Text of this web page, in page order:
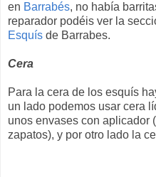
en Barrabés, no había
reparador podéis ver la
Esquís de Barrabes.
Cera
Para la cera de los esquís
un lado podemos usar cera
unos envases con aplicador
zapatos), y por otro lado la